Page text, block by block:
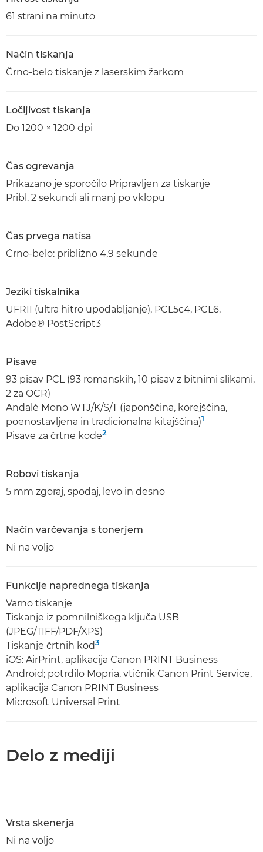
61 strani na minuto
Način tiskanja
Črno-belo tiskanje z laserskim žarkom
Ločljivost tiskanja
Do 1200 × 1200 dpi
Čas ogrevanja
Prikazano je sporočilo Pripravljen za tiskanje
Pribl. 2 sekundi ali manj po vklopu
Čas prvega natisa
Črno-belo: približno 4,9 sekunde
Jeziki tiskalnika
UFRII (ultra hitro upodabljanje), PCL5c4, PCL6,
Adobe® PostScript3
Pisave
93 pisav PCL (93 romanskih, 10 pisav z bitnimi slikami,
2 za OCR)
Andalé Mono WTJ/K/S/T (japonščina, korejščina,
poenostavljena in tradicionalna kitajščina)1
Pisave za črtne kode2
Robovi tiskanja
5 mm zgoraj, spodaj, levo in desno
Način varčevanja s tonerjem
Ni na voljo
Funkcije naprednega tiskanja
Varno tiskanje
Tiskanje iz pomnilniškega ključa USB
(JPEG/TIFF/PDF/XPS)
Tiskanje črtnih kod3
iOS: AirPrint, aplikacija Canon PRINT Business
Android; potrdilo Mopria, vtičnik Canon Print Service,
aplikacija Canon PRINT Business
Microsoft Universal Print
Delo z mediji
Vrsta skenerja
Ni na voljo